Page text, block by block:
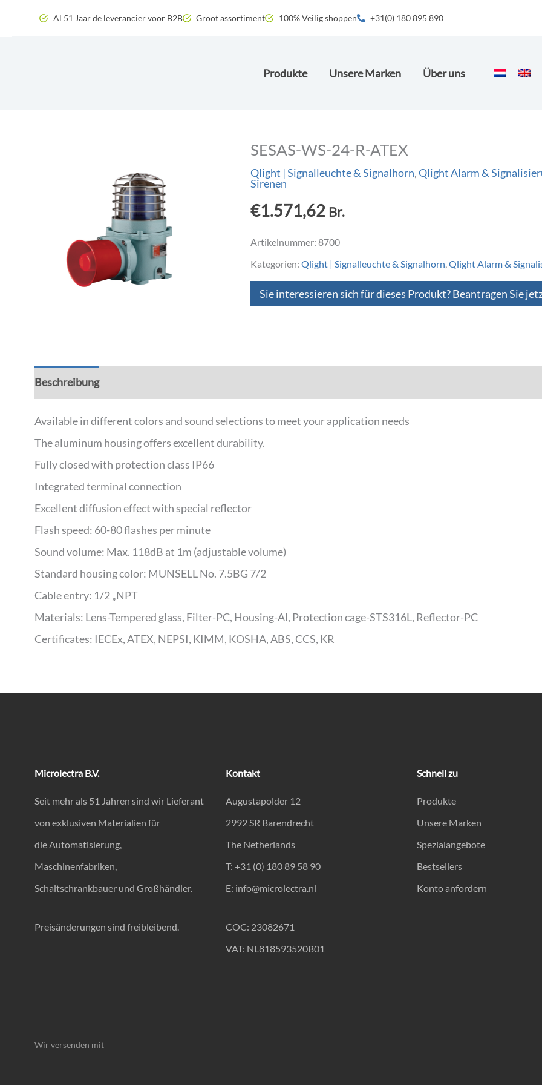
Al 51 Jaar de leverancier voor B2B Groot assortiment 100% Veilig shoppen +31(0) 180 895 890
Produkte Unsere Marken Über uns
SESAS-WS-24-R-ATEX
Qlight | Signalleuchte & Signalhorn,Qlight Alarm &
Sirenen
€1.571,62 Br.
Artikelnummer: 8700
Kategorien: Qlight | Signalleuchte & Signalhorn,Qlight Alarm &
Sie interessieren sich für dieses Produkt? Beantragen Sie
Beschreibung
Available in different colors and sound selections to meet your application needs
The aluminum housing offers excellent durability.
Fully closed with protection class IP66
Integrated terminal connection
Excellent diffusion effect with special reflector
Flash speed: 60-80 flashes per minute
Sound volume: Max. 118dB at 1m (adjustable volume)
Standard housing color: MUNSELL No. 7.5BG 7/2
Cable entry: 1/2 „NPT
Materials: Lens-Tempered glass, Filter-PC, Housing-Al, Protection cage-STS316L, Reflector-PC
Certificates: IECEx, ATEX, NEPSI, KIMM, KOSHA, ABS, CCS, KR
Microlectra B.V.
Seit mehr als 51 Jahren sind wir Lieferant
von exklusiven Materialien für
die Automatisierung,
Maschinenfabriken,
Schaltschrankbauer und Großhändler.
Preisänderungen sind freibleibend.
Kontakt
Augustapolder 12
2992 SR Barendrecht
The Netherlands
T: +31 (0) 180 89 58 90
E: info@microlectra.nl
COC: 23082671
VAT: NL818593520B01
Schnell zu
Produkte
Unsere Marken
Spezialangebote
Bestsellers
Konto anfordern
Wir versenden mit